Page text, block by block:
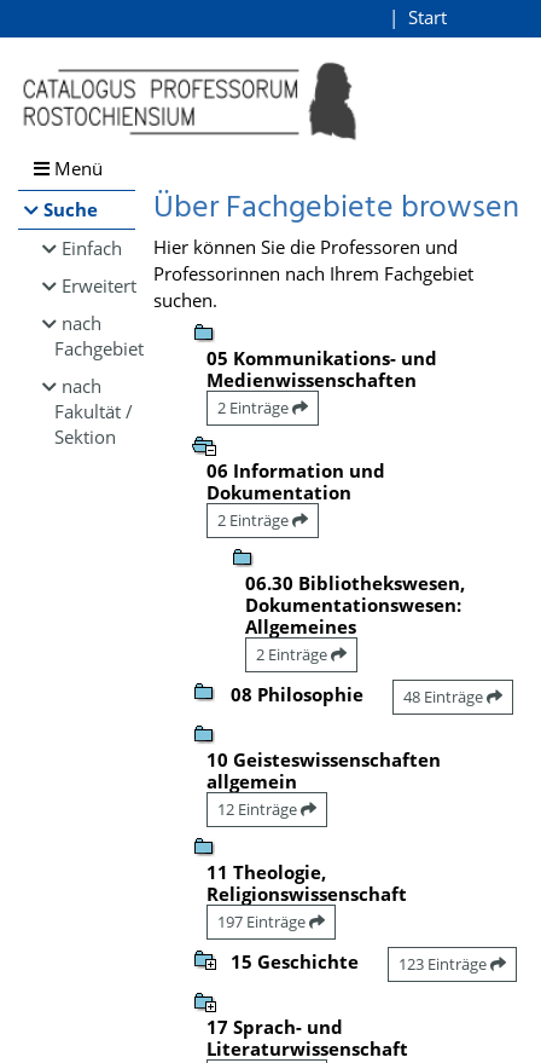
Browsen
direkt zum Inhalt
Start
Menü
Suche
Einfach
Erweitert
nach
Fachgebiet
nach
Fakultät /
Sektion
Über Fachgebiete browsen
Hier können Sie die Professoren und
Professorinnen nach Ihrem Fachgebiet
suchen.
05 Kommunikations- und
Medienwissenschaften
2 Einträge
06 Information und
Dokumentation
2 Einträge
06.30 Bibliothekswesen,
Dokumentationswesen:
Allgemeines
2 Einträge
08 Philosophie 48 Einträge
10 Geisteswissenschaften
allgemein
12 Einträge
11 Theologie,
Religionswissenschaft
197 Einträge
15 Geschichte 123 Einträge
17 Sprach- und
Literaturwissenschaft